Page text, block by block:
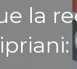
la